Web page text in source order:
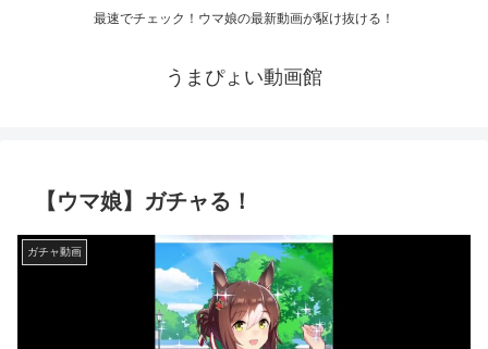
最速でチェック！ウマ娘の最新動画が駆け抜ける！
うまぴょい動画館
【ウマ娘】ガチャる！
ガチャ動画